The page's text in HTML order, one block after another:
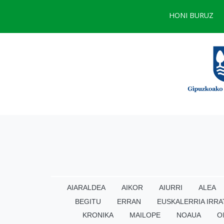
HONI BURUZ
AIARALDEA AIKOR AIURRI ALEA
BEGITU
ERRAN EUSKALERRIA
KRONIKA
MAILOPE NOAUA